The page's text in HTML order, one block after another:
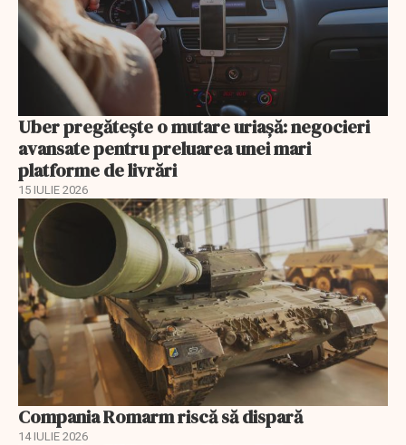
Uber pregătește o mutare uriașă: negocieri
avansate pentru preluarea unei mari
platforme de livrări
15 IULIE 2026
Compania Romarm riscă să dispară
14 IULIE 2026